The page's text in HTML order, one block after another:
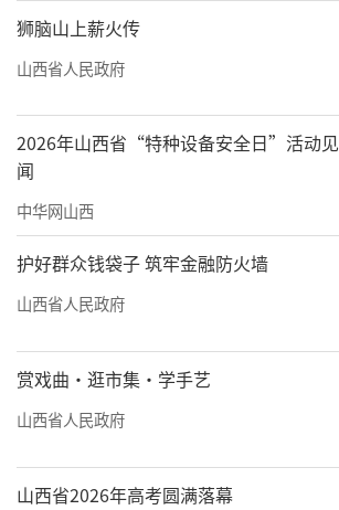
狮脑山上薪火传
山西省人民政府
2026年山西省“特种设备安全日”活动见
闻
中华网山西
护好群众钱袋子 筑牢金融防火墙
山西省人民政府
赏戏曲·逛市集·学手艺
山西省人民政府
山西省2026年高考圆满落幕